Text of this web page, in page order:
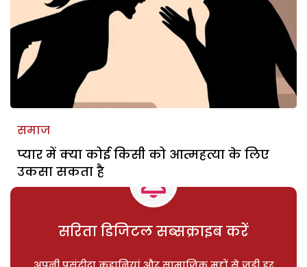
समाज
प्यार में क्या कोई किसी को आत्महत्या के लिए
उकसा सकता है
सरिता डिजिटल सब्सक्राइब करें